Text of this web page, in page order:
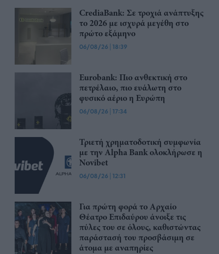
CrediaBank: Σε τροχιά ανάπτυξης
το 2026 με ισχυρά μεγέθη στο
πρώτο εξάμηνο
06/08/26 | 18:39
Eurobank: Πιο ανθεκτική στο
πετρέλαιο, πιο ευάλωτη στο
φυσικό αέριο η Ευρώπη
06/08/26 | 17:34
Τριετή χρηματοδοτική συμφωνία
με την Alpha Bank ολοκλήρωσε η
Novibet
06/08/26 | 12:31
Για πρώτη φορά το Αρχαίο
Θέατρο Επιδαύρου άνοιξε τις
πύλες του σε όλους, καθιστώντας
παράστασή του προσβάσιμη σε
άτομα με αναπηρίες